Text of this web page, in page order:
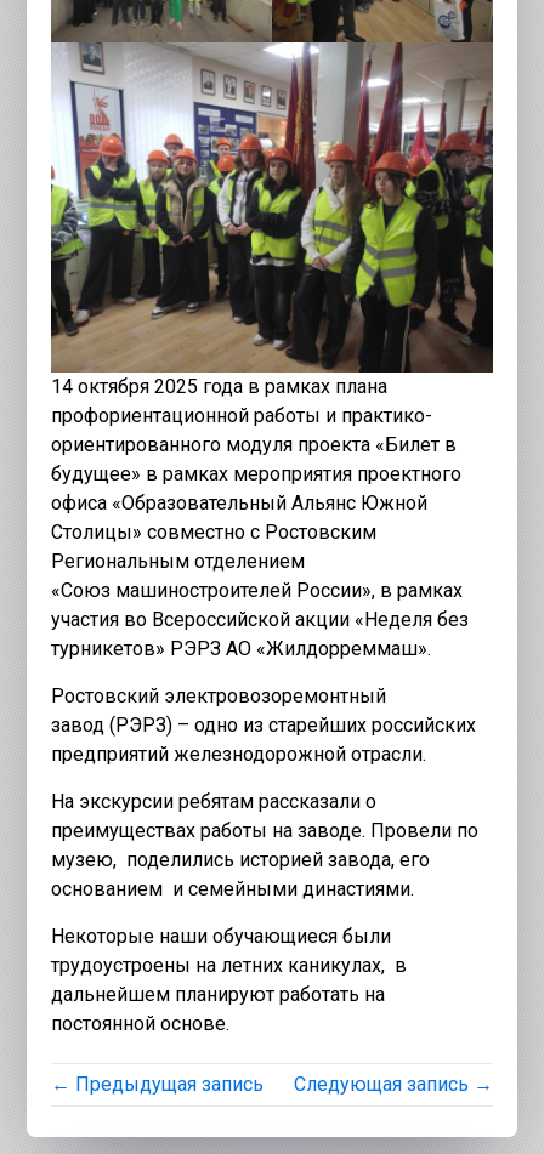
14 октября 2025 года в рамках плана
профориентационной работы и практико-
ориентированного модуля проекта «Билет в
будущее» в рамках мероприятия проектного
офиса «Образовательный Альянс Южной
Столицы» совместно с Ростовским
Региональным отделением
«Союз машиностроителей России», в рамках
участия во Всероссийской акции «Неделя без
турникетов» РЭРЗ АО «Жилдорреммаш».
Ростовский электровозоремонтный
завод (РЭРЗ) – одно из старейших российских
предприятий железнодорожной отрасли.
На экскурсии ребятам рассказали о
преимуществах работы на заводе. Провели по
музею, поделились историей завода, его
основанием и семейными династиями.
Некоторые наши обучающиеся были
трудоустроены на летних каникулах, в
дальнейшем планируют работать на
постоянной основе.
← Предыдущая запись Следующая запись →